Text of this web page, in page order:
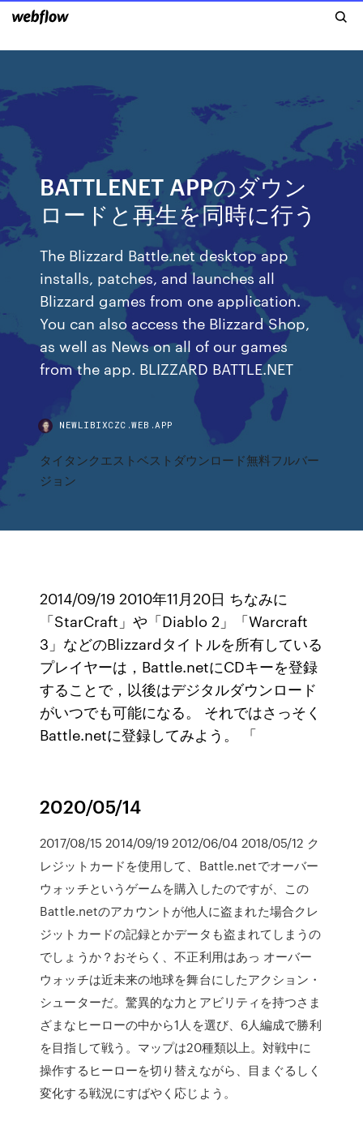
BATTLENET APPのダウン
ロードと再生を同時に行う
The Blizzard Battle.net desktop app
installs, patches, and launches all
Blizzard games from one application.
You can also access the Blizzard Shop,
as well as News on all of our games
from the app. BLIZZARD BATTLE.NET
NEWLIBIXCZC.WEB.APP
タイタンクエストベストダウンロード無料フルバー
ジョン
2014/09/19 2010年11月20日 ちなみに
「StarCraft」や「Diablo 2」「Warcraft
3」などのBlizzardタイトルを所有している
プレイヤーは，Battle.netにCDキーを登録
することで，以後はデジタルダウンロード
がいつでも可能になる。 それではさっそく
Battle.netに登録してみよう。 「
2020/05/14
2017/08/15 2014/09/19 2012/06/04 2018/05/12 ク
レジットカードを使用して、Battle.netでオーバー
ウォッチというゲームを購入したのですが、この
Battle.netのアカウントが他人に盗まれた場合クレ
ジットカードの記録とかデータも盗まれてしまうの
でしょうか？おそらく、不正利用はあっ オーバー
ウォッチは近未来の地球を舞台にしたアクション・
シューターだ。驚異的な力とアビリティを持つさま
ざまなヒーローの中から1人を選び、6人編成で勝利
を目指して戦う。マップは20種類以上。対戦中に
操作するヒーローを切り替えながら、目まぐるしく
変化する戦況にすばやく応じよう。